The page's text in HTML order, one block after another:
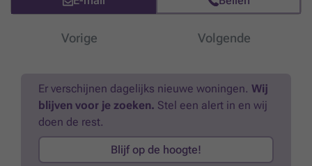
parkeermogelijkheden worden voorzien met laadpalen. Andere
met Simon voor bijkomende inlichtingen, gedetailleerde plannen of
Vorige Volgende
Er verschijnen dagelijks nieuwe woningen. Wij
blijven voor je zoeken. Stel een alert in en wij
doen de rest.
Blijf op de hoogte!